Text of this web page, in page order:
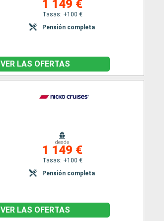
1 149 €
Tasas: +100 €
Pensión completa
VER LAS OFERTAS
desde
1 149 €
Tasas: +100 €
Pensión completa
VER LAS OFERTAS